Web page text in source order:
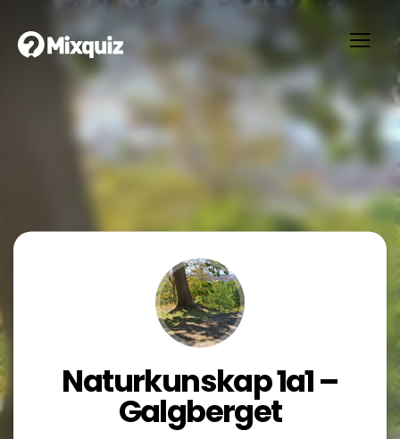
Naturkunskap 1a1 –
Galgberget